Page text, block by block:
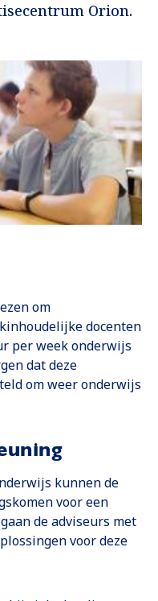
Orion.
om
docenten
per week onderwijs
dat deze
om weer onderwijs
kunnen de
voor een
de adviseurs met
voor deze